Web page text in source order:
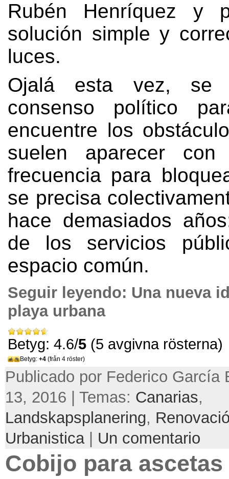
Rubén Henríquez y
solución simple y
luces.
Ojalá esta vez, se
consenso político
encuentre los
suelen aparecer con
frecuencia para
se precisa
hace demasiados años
de los servicios
espacio común.
Seguir leyendo: Una nueva
playa urbana
Betyg: 4.6/5 (5 avgivna rösterna)
Betyg: +4 (från 4 röster)
Publicado por Federico García
13, 2016 | Temas: Canarias,
Landskapsplanering,
Urbanistica| Un comentario
Cobijo para ascetas